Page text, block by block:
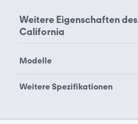
Weitere Eigenschaften des
California
Modelle
VW 181
VW Bora
Weitere Spezifikationen